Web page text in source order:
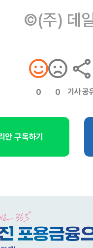
©(주) 데
0 0 기사 공
안 구독하기